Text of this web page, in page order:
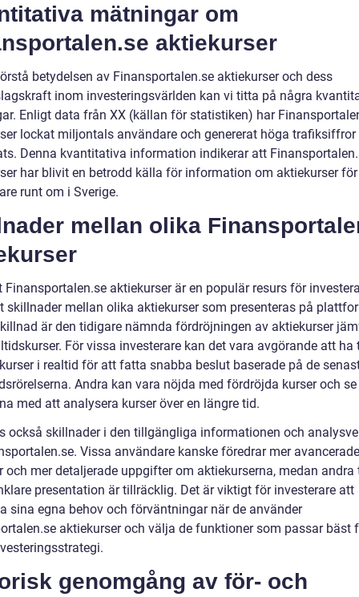
mätningar om
aktiekurser
betydelsen av Finansportalen.se aktiekurser och dess
inom investeringsvärlden kan vi titta på några
Enligt data från XX (källan för statistiken) har
lockat miljontals användare och genererat höga trafiksiffror
Denna kvantitativa information indikerar att
har blivit en betrodd källa för information om aktiekurser för
runt om i Sverige.
mellan olika
Finansportalen.se aktiekurser är en populär resurs för
skillnader mellan olika aktiekurser som presenteras på
är den tidigare nämnda fördröjningen av aktiekurser
För vissa investerare kan det vara avgörande att ha
i realtid för att fatta snabba beslut baserade på de
Andra kan vara nöjda med fördröjda kurser och se
med att analysera kurser över en längre tid.
också skillnader i den tillgängliga informationen och
Vissa användare kanske föredrar mer avancerade
och mer detaljerade uppgifter om aktiekurserna, medan andra
presentation är tillräcklig. Det är viktigt för investerare att
sina egna behov och förväntningar när de använder
aktiekurser och välja de funktioner som passar bäst
genomgång av för- och